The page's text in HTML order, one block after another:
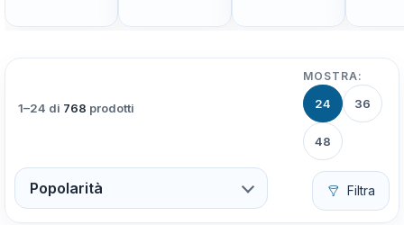
Filtra
Popolarità
1–24 di 768 prodotti
MOSTRA:
24 36
48